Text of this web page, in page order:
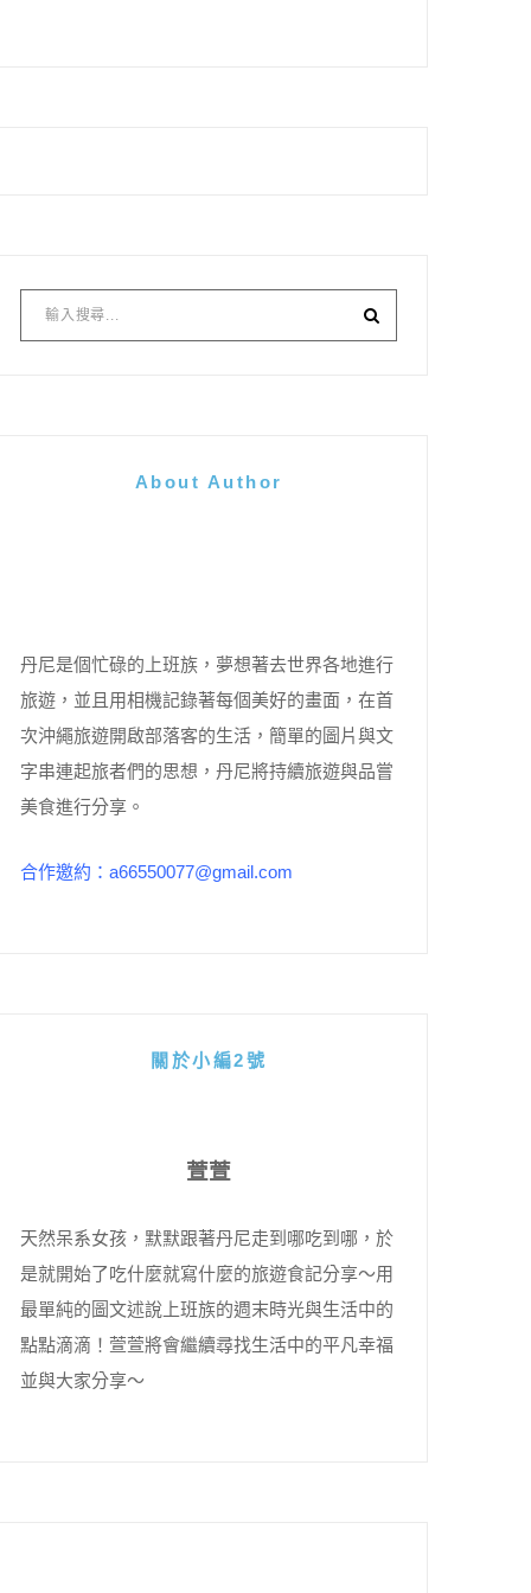
About Author
丹尼是個忙碌的上班族，夢想著去世界各地進行
旅遊，並且用相機記錄著每個美好的畫面，在首
次沖繩旅遊開啟部落客的生活，簡單的圖片與文
字串連起旅者們的思想，丹尼將持續旅遊與品嘗
美食進行分享。
合作邀約：a66550077@gmail.com
關於小編2號
萱萱
天然呆系女孩，默默跟著丹尼走到哪吃到哪，於
是就開始了吃什麼就寫什麼的旅遊食記分享～用
最單純的圖文述說上班族的週末時光與生活中的
點點滴滴！萱萱將會繼續尋找生活中的平凡幸福
並與大家分享～